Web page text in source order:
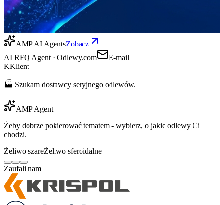
AMP AI AgentsZobacz
AI RFQ Agent · Odlewy.com
E-mail
KKlient
🏭 Szukam dostawcy seryjnego odlewów.
AMP Agent
Żeby dobrze pokierować tematem - wybierz, o jakie odlewy Ci
chodzi.
Żeliwo szareŻeliwo sferoidalne
Zaufali nam